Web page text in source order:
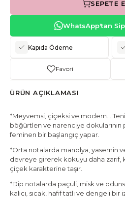
SEPETE
WhatsApp'tan
Kapıda Ödeme
Favori
ÜRÜN AÇIKLAMASI
*Meyvemsi, çiçeksi ve modern…
böğürtlen ve narenciye dokularının
feminen bir başlangıç yapar.
*Orta notalarda manolya, yasemin
devreye girerek kokuyu daha zarif,
çiçek karakterine taşır.
*Dip notalarda paçuli, misk ve
kalıcı, sıcak, hafif tatlı ve dengeli bir